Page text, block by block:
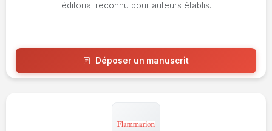
éditorial reconnu pour auteurs établis.
Déposer un manuscrit